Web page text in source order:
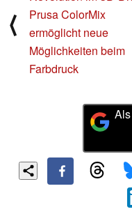
⟨
Prusa ColorMix
ermöglicht neue
Möglichkeiten beim
Farbdruck